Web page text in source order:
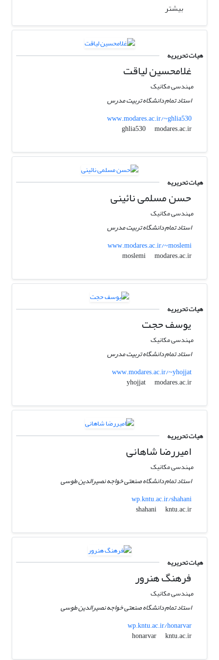
بیشتر
هیات تحریریه
غلامحسین لیاقت
مهندسی مکانیک
استاد تمام دانشگاه تربیت مدرس
www.modares.ac.ir/~ghlia530
ghlia530
modares.ac.ir
هیات تحریریه
حسن مسلمی نائینی
مهندسی مکانیک
استاد تمام دانشگاه تربیت مدرس
www.modares.ac.ir/~moslemi
moslemi
modares.ac.ir
هیات تحریریه
یوسف حجت
مهندسی مکانیک
استاد تمام دانشگاه تربیت مدرس
www.modares.ac.ir/~yhojjat
yhojjat
modares.ac.ir
هیات تحریریه
امیررضا شاهانی
مهندسی مکانیک
استاد تمام دانشگاه صنعتی خواجه نصیرالدین طوسی
wp.kntu.ac.ir/shahani
shahani
kntu.ac.ir
هیات تحریریه
فرهنگ هنرور
مهندسی مکانیک
استاد تمام دانشگاه صنعتی خواجه نصیرالدین طوسی
wp.kntu.ac.ir/honarvar
honarvar
kntu.ac.ir